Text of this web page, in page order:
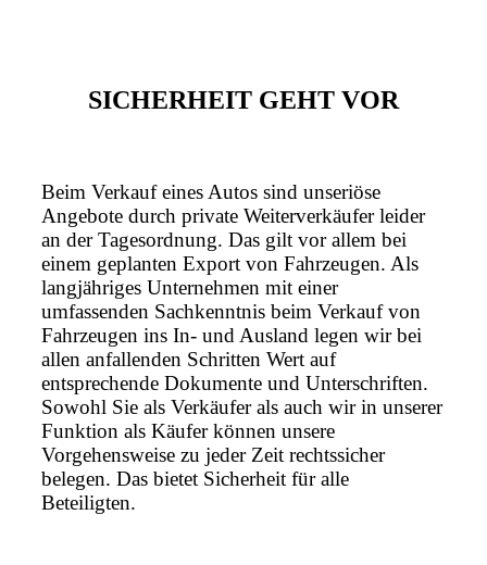
SICHERHEIT GEHT VOR
Beim Verkauf eines Autos sind unseriöse
Angebote durch private Weiterverkäufer leider
an der Tagesordnung. Das gilt vor allem bei
einem geplanten Export von Fahrzeugen. Als
langjähriges Unternehmen mit einer
umfassenden Sachkenntnis beim Verkauf von
Fahrzeugen ins In- und Ausland legen wir bei
allen anfallenden Schritten Wert auf
entsprechende Dokumente und Unterschriften.
Sowohl Sie als Verkäufer als auch wir in unserer
Funktion als Käufer können unsere
Vorgehensweise zu jeder Zeit rechtssicher
belegen. Das bietet Sicherheit für alle
Beteiligten.